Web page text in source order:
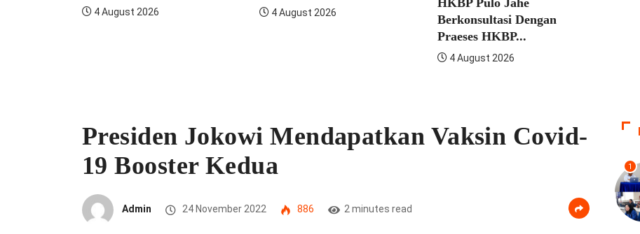
4 August 2026 4 August 2026
Berkonsultasi Dengan
Praeses HKBP...
4 August 2026
Presiden Jokowi Mendapatkan Vaksin Covid-
19 Booster Kedua
Admin 24 November 2022 886 2 minutes read
1